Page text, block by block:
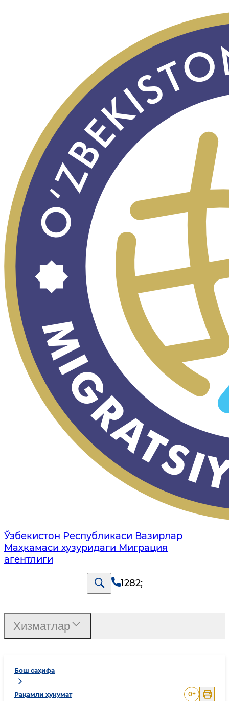
Ўзбекистон Республикаси Вазирлар
Маҳкамаси ҳузуридаги Миграция
агентлиги
1282;
Бош саҳифа
Рақамли ҳукумат 0+
Хизматлар